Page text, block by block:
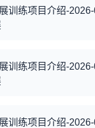
训练项目介绍-
训练项目介绍-
训练项目介绍-